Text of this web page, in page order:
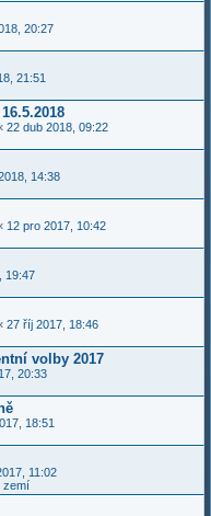
20:27
21:51
22 dub 2018, 09:22
14:38
12 pro 2017, 10:42
19:47
27 říj 2017, 18:46
volby 2017
20:33
18:51
11:02
zemí